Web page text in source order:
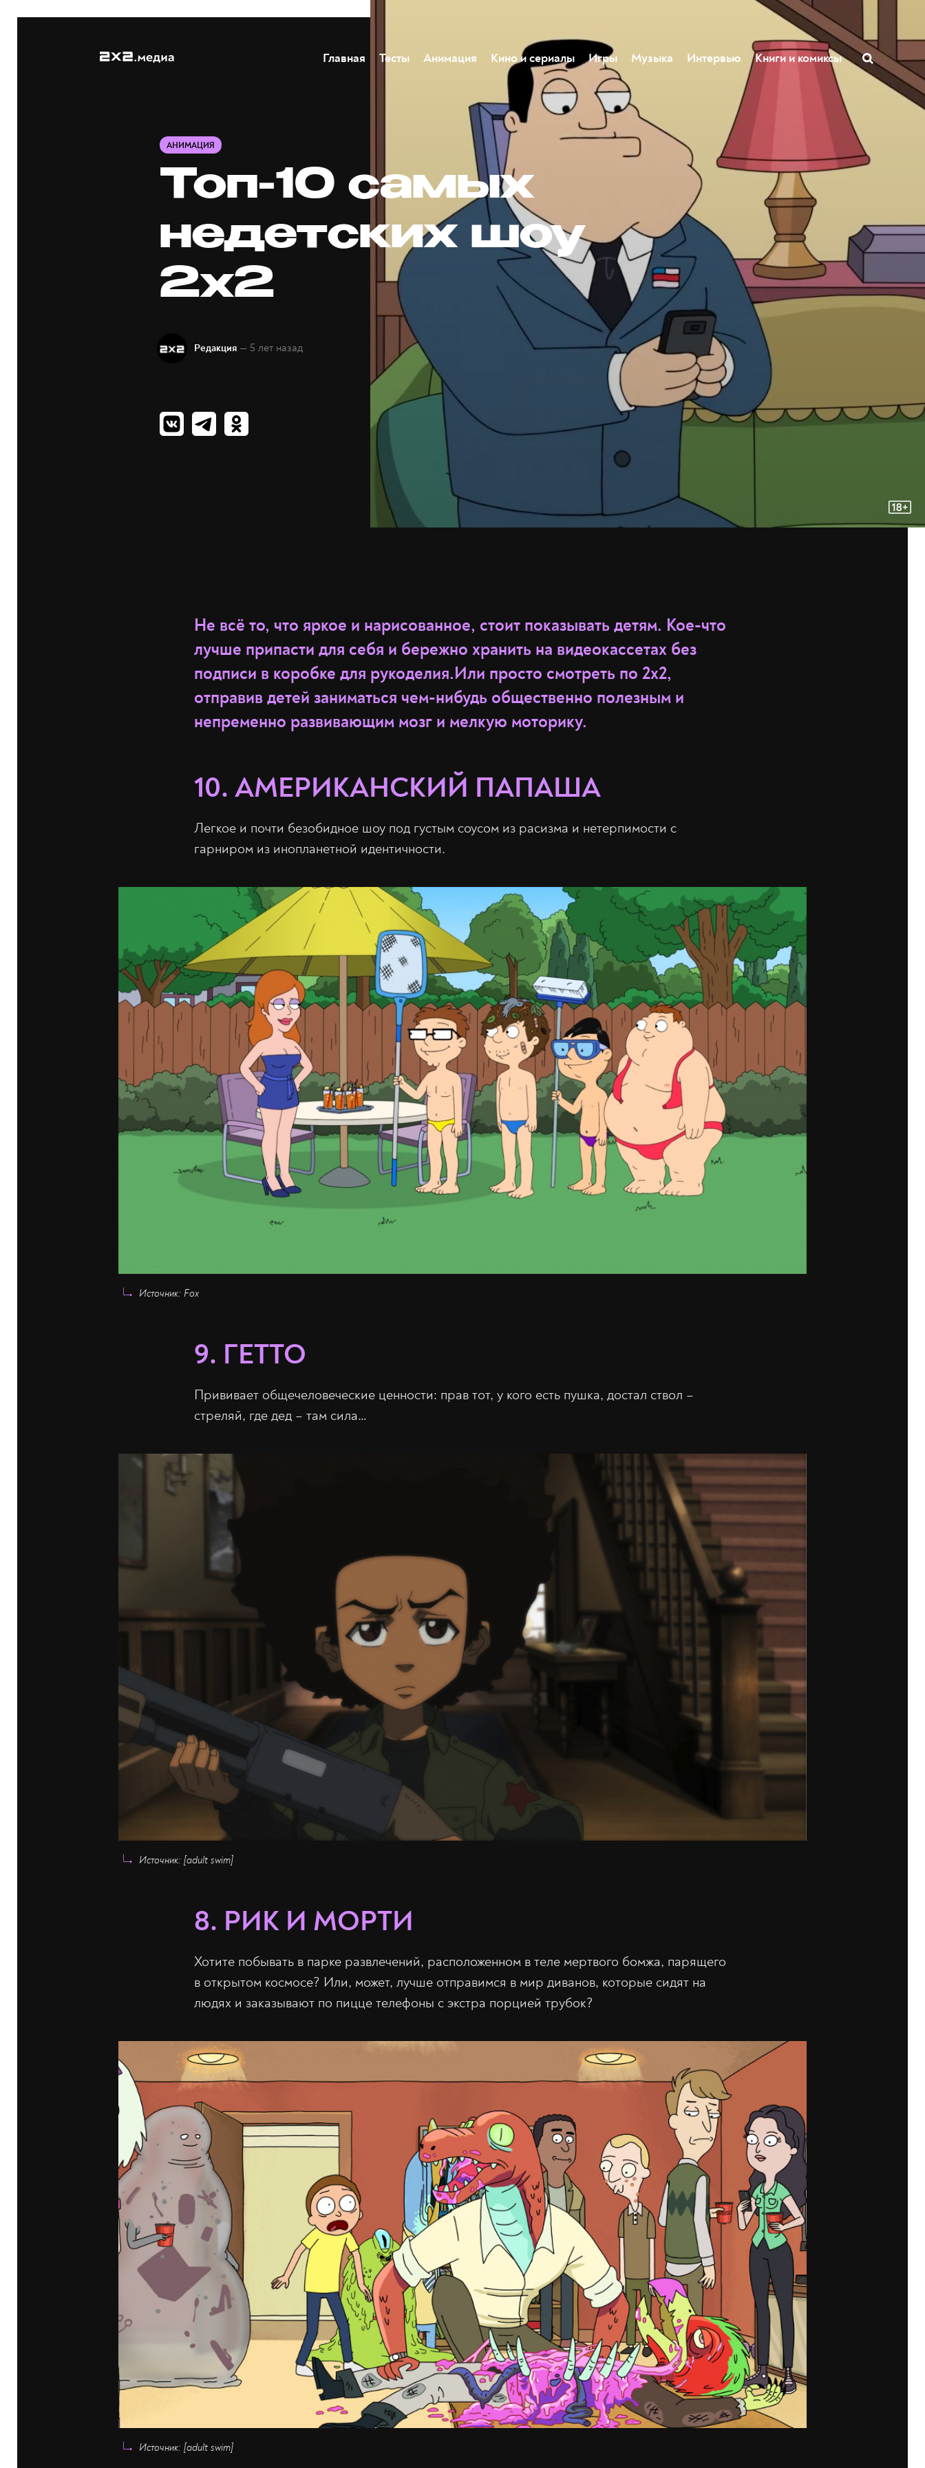
Главная Тесты Анимация Кино и сериалы Игры Музыка Интервью Книги и комиксы
АНИМАЦИЯ
Топ-10 самых
недетских шоу
2х2
Редакция — 5 лет назад
Не всё то, что яркое и нарисованное, стоит показывать детям. Кое-что
лучше припасти для себя и бережно хранить на видеокассетах без
подписи в коробке для рукоделия.Или просто смотреть по 2х2,
отправив детей заниматься чем-нибудь общественно полезным и
непременно развивающим мозг и мелкую моторику.
10. АМЕРИКАНСКИЙ ПАПАША
Легкое и почти безобидное шоу под густым соусом из расизма и нетерпимости с
гарниром из инопланетной идентичности.
Источник: Fox
9. ГЕТТО
Прививает общечеловеческие ценности: прав тот, у кого есть пушка, достал ствол –
стреляй, где дед – там сила…
Источник: [adult swim]
8. РИК И МОРТИ
Хотите побывать в парке развлечений, расположенном в теле мертвого бомжа, парящего
в открытом космосе? Или, может, лучше отправимся в мир диванов, которые сидят на
людях и заказывают по пицце телефоны с экстра порцией трубок?
Источник: [adult swim]